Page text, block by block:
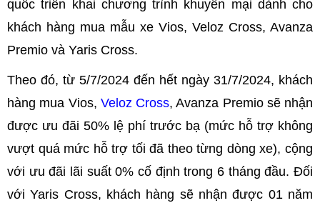
quốc triển khai chương trình khuyến mại dành cho
khách hàng mua mẫu xe Vios, Veloz Cross, Avanza
Premio và Yaris Cross.
Theo đó, từ 5/7/2024 đến hết ngày 31/7/2024, khách
hàng mua Vios, Veloz Cross, Avanza Premio sẽ nhận
được ưu đãi 50% lệ phí trước bạ (mức hỗ trợ không
vượt quá mức hỗ trợ tối đã theo từng dòng xe), cộng
với ưu đãi lãi suất 0% cố định trong 6 tháng đầu. Đối
với Yaris Cross, khách hàng sẽ nhận được 01 năm